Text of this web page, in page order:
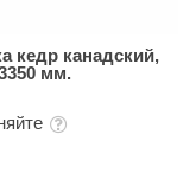
кедр канадский,
мм.